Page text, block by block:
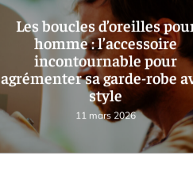
Les boucles d’oreilles
homme : l’accessoire
incontournable pour
agrémenter sa garde-robe
style
11 mars 2026